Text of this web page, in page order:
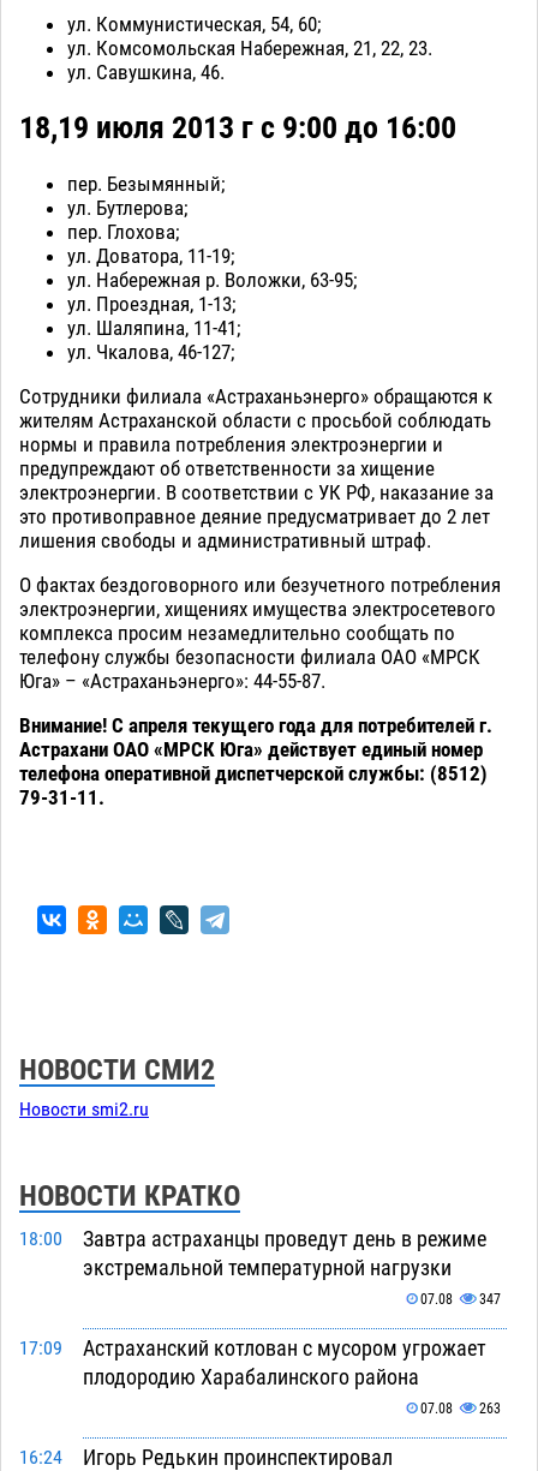
ул. Коммунистическая, 54, 60;
ул. Комсомольская Набережная, 21, 22, 23.
ул. Савушкина, 46.
18,19 июля 2013 г с 9:00 до 16:00
пер. Безымянный;
ул. Бутлерова;
пер. Глохова;
ул. Доватора, 11-19;
ул. Набережная р. Воложки, 63-95;
ул. Проездная, 1-13;
ул. Шаляпина, 11-41;
ул. Чкалова, 46-127;
Сотрудники филиала «Астраханьэнерго» обращаются к
жителям Астраханской области с просьбой соблюдать
нормы и правила потребления электроэнергии и
предупреждают об ответственности за хищение
электроэнергии. В соответствии с УК РФ, наказание за
это противоправное деяние предусматривает до 2 лет
лишения свободы и административный штраф.
О фактах бездоговорного или безучетного потребления
электроэнергии, хищениях имущества электросетевого
комплекса просим незамедлительно сообщать по
телефону службы безопасности филиала ОАО «МРСК
Юга» – «Астраханьэнерго»: 44-55-87.
Внимание! С апреля текущего года для потребителей г.
Астрахани ОАО «МРСК Юга» действует единый номер
телефона оперативной диспетчерской службы: (8512)
79-31-11.
НОВОСТИ СМИ2
Новости smi2.ru
НОВОСТИ КРАТКО
18:00
Завтра астраханцы проведут день в режиме
экстремальной температурной нагрузки
07.08 347
17:09
Астраханский котлован с мусором угрожает
плодородию Харабалинского района
07.08 263
16:24 Игорь Редькин проинспектировал